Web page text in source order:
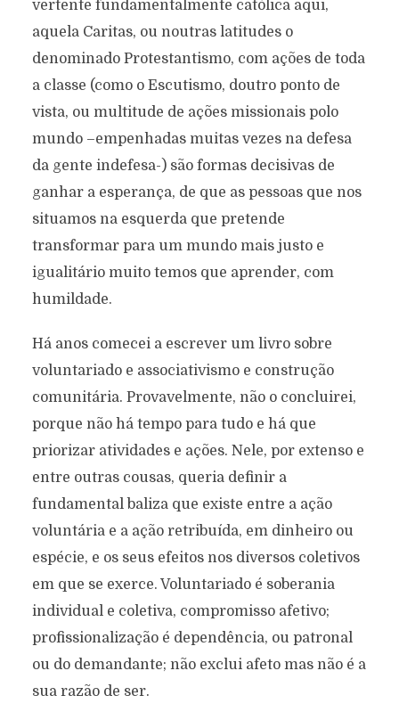
vertente fundamentalmente católica aqui,
aquela Caritas, ou noutras latitudes o
denominado Protestantismo, com ações de toda
a classe (como o Escutismo, doutro ponto de
vista, ou multitude de ações missionais polo
mundo –empenhadas muitas vezes na defesa
da gente indefesa-) são formas decisivas de
ganhar a esperança, de que as pessoas que nos
situamos na esquerda que pretende
transformar para um mundo mais justo e
igualitário muito temos que aprender, com
humildade.
Há anos comecei a escrever um livro sobre
voluntariado e associativismo e construção
comunitária. Provavelmente, não o concluirei,
porque não há tempo para tudo e há que
priorizar atividades e ações. Nele, por extenso e
entre outras cousas, queria definir a
fundamental baliza que existe entre a ação
voluntária e a ação retribuída, em dinheiro ou
espécie, e os seus efeitos nos diversos coletivos
em que se exerce. Voluntariado é soberania
individual e coletiva, compromisso afetivo;
profissionalização é dependência, ou patronal
ou do demandante; não exclui afeto mas não é a
sua razão de ser.